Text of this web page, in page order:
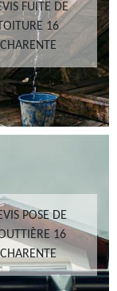
FUITE DE
16
CHARENTE
POSE DE
16
CHARENTE